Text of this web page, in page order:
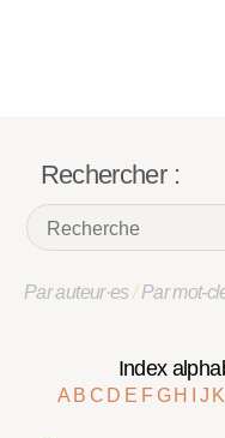
Rechercher :
Par auteur·es/Par mot-
Index
A B C D E F G H J K